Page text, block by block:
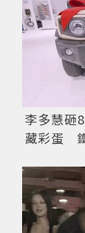
李多慧砸
藏彩蛋